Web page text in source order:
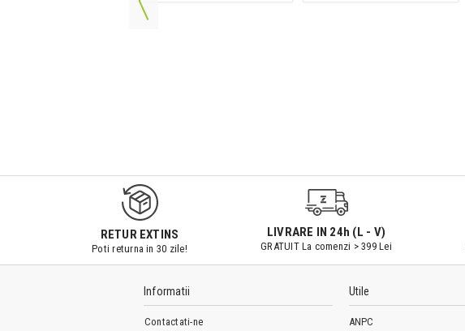
RETUR EXTINS
Poti returna in 30 zile!
LIVRARE IN 24h (L - V)
GRATUIT La comenzi > 399 Lei
Informatii
Contactati-ne
Utile
ANPC